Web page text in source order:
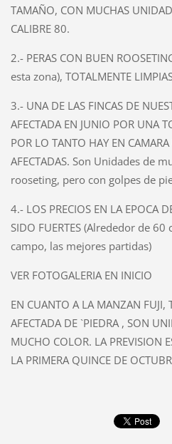
TAMAÑO, CON MUCHAS
CALIBRE 80.
2.- PERAS CON BUEN
esta zona), TOTALMENTE
3.- UNA DE LAS FINCAS DE
AFECTADA EN JUNIO POR UNA
POR LO TANTO HAY EN
AFECTADAS. Son Unidades de
rooseting, pero con golpes de
4.- LOS PRECIOS EN LA EPOCA
SIDO FUERTES (Alrededor de
campo, las mejores partidas)
VER FOTOGALERIA EN INICIO
EN CUANTO A LA MANZAN FUJI,
AFECTADA DE `PIEDRA , SON
MUCHO COLOR. LA PREVISION
LA PRIMERA QUINCE DE